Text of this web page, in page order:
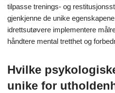
tilpasse trenings- og
gjenkjenne de unike
idrettsutøvere implementere
håndtere mental tretthet og
Hvilke
unike for